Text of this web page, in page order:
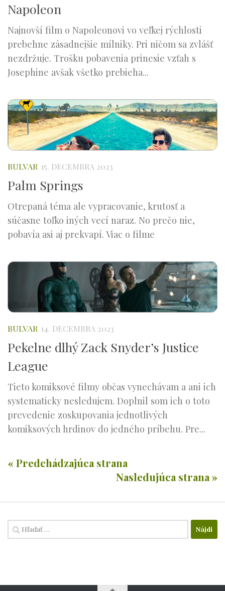
Napoleon
Najnovší film o Napoleonovi vo veľkej rýchlosti
prebehne zásadnejšie mílniky. Pri ničom sa zvlášť
nezdržuje. Trošku pobavenia prinesie vzťah s
Josephine avšak všetko prebieha...
BULVAR 15. DECEMBRA 2023
Palm Springs
Otrepaná téma ale vypracovanie, krutosť a
súčasne toľko iných vecí naraz. No prečo nie,
pobavía asi aj prekvapí. Viac o filme
BULVAR 14. DECEMBRA 2023
Pekelne dlhý Zack Snyder’s Justice
League
Tieto komiksové filmy občas vynechávam a ani ich
systematicky nesledujem. Doplnil som ich o toto
prevedenie zoskupovania jednotlivých
komiksových hrdinov do jedného príbehu. Pre...
« Predchádzajúca strana
Nasledujúca strana »
Hľadať: